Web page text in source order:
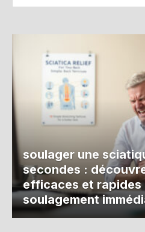
soulager une
secondes :
efficaces et rapides
soulagement